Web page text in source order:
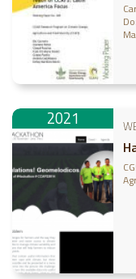
2021